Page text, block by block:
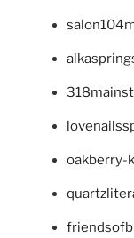
oakberry-